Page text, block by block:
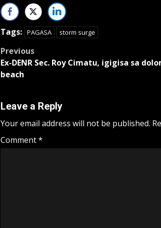
Tags: PAGASA storm surge
Post
navigation
Previous
Ex-DENR Sec. Roy Cimatu, igigisa sa
beach
Leave a Reply
Your email address will not be published.
Comment*